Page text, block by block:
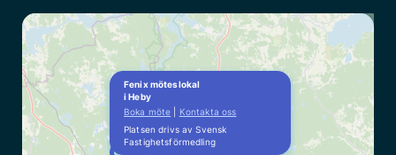
medeltida kalkmålningarna och uppdaterade
inredningen.
Fenix möteslokal
i Heby
Boka möte
Kontakta oss
Platsen drivs av Svensk
Fastighetsförmedling